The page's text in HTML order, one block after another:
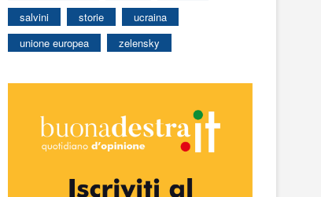
salvini
storie
ucraina
unione europea
zelensky